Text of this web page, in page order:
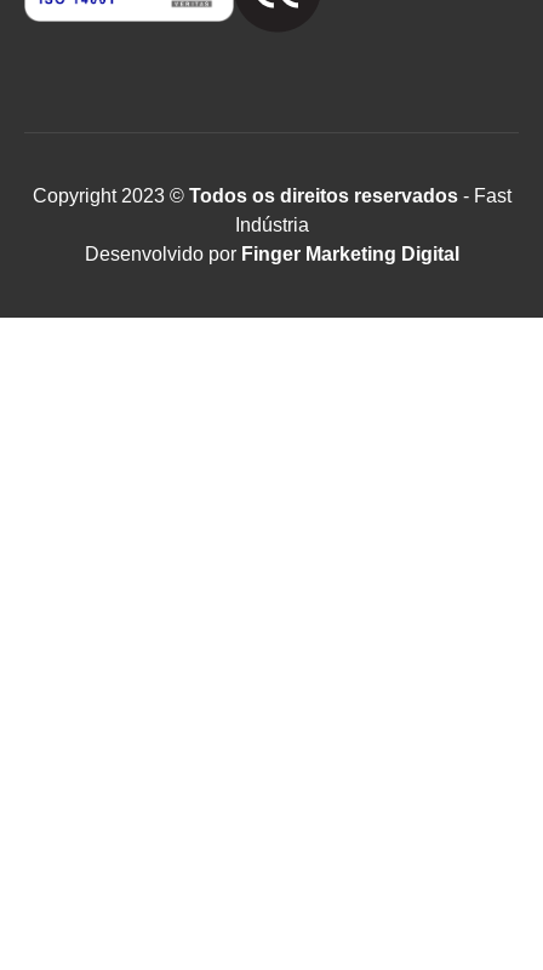
Copyright 2023 ©Todos os direitos reservados- Fast
Indústria
Desenvolvido por Finger Marketing Digital